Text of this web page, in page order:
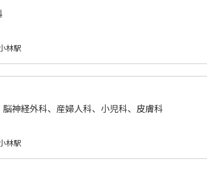
林駅
神経外科、産婦人科、小児科、皮膚科
林駅